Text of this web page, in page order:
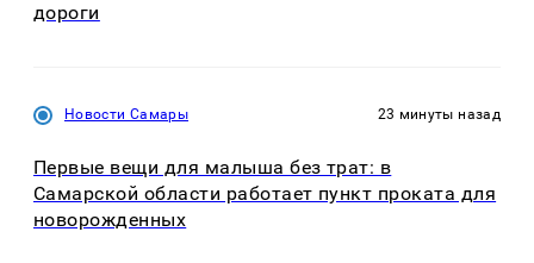
дороги
Новости Самары 23 минуты назад
Первые вещи для малыша без трат: в
Самарской области работает пункт проката для
новорожденных